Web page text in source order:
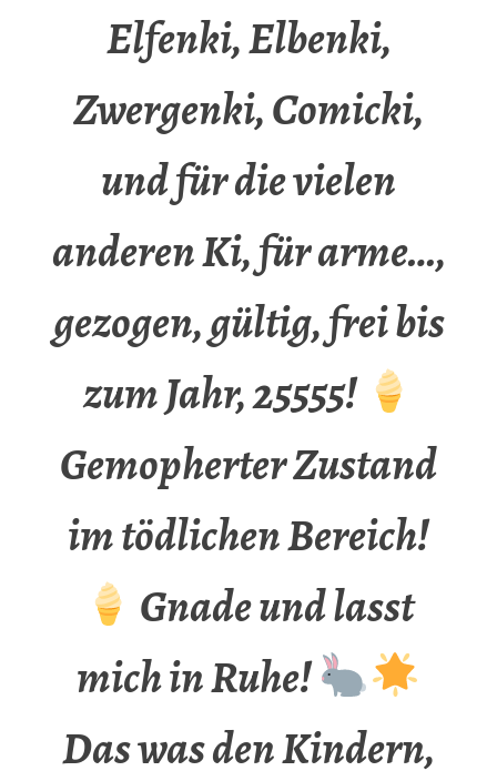
Elfenki, Elbenki,
Zwergenki, Comicki,
und für die vielen
anderen Ki, für arme…,
gezogen, gültig, frei bis
zum Jahr, 25555!
Gemopherter Zustand
im tödlichen Bereich!
Gnade und lasst
mich in Ruhe!
Das was den Kindern,